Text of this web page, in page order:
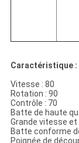
Caractéristique :
Vitesse : 80
Rotation : 90
Contrôle : 70
Batte de haute
Grande vitesse
Batte conforme
Poignée de